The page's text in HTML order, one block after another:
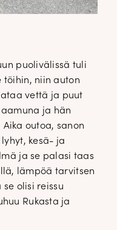
puolivälissä tuli
töihin, niin auton
vettä ja puut
ja hän
outoa, sanon
kesä- ja
ja se palasi taas
lämpöä tarvitsen
olisi reissu
Rukasta ja